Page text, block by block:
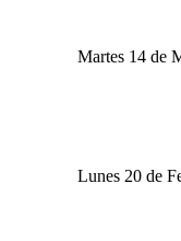
Martes 14 de
Lunes 20 de